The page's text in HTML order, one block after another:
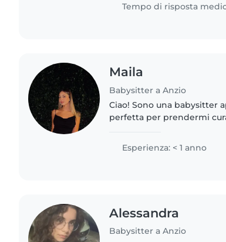
Tempo di risposta
Maila
Babysitter a Anzio
Ciao! Sono una babysitter
perfetta per prendermi
Esperienza: < 1 anno
Alessandra
Babysitter a Anzio